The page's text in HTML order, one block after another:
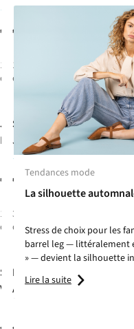
Wide R379
€49,99
1
couleur
disponible
Broken
€79,95
1
disponible
JJXX
Jeans
Fuji Barrel
R399
€49,99
1
couleur
disponible
Selected
Jeansh220-
Loose Ben
Kori
€89,99
3
disponibles
Sessùn
Jeans
Vega
Numph
Rok
Aletta Mini
Tendances mode
La silhouette
Stress de choix pour les
barrel leg — littéralement
» — devient la silhouette
automne. Pense à une
bouffante, casual et chic à
Lire la suite